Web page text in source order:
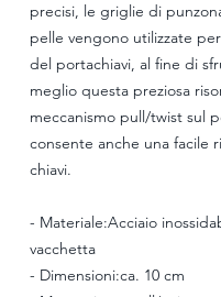
precisi, le griglie di
pelle vengono utilizzate
del portachiavi, al fine di
meglio questa preziosa
meccanismo pull/twist sul
consente anche una facile
chiavi.
- Materiale:Acciaio
vacchetta
- Dimensioni:ca. 10 cm